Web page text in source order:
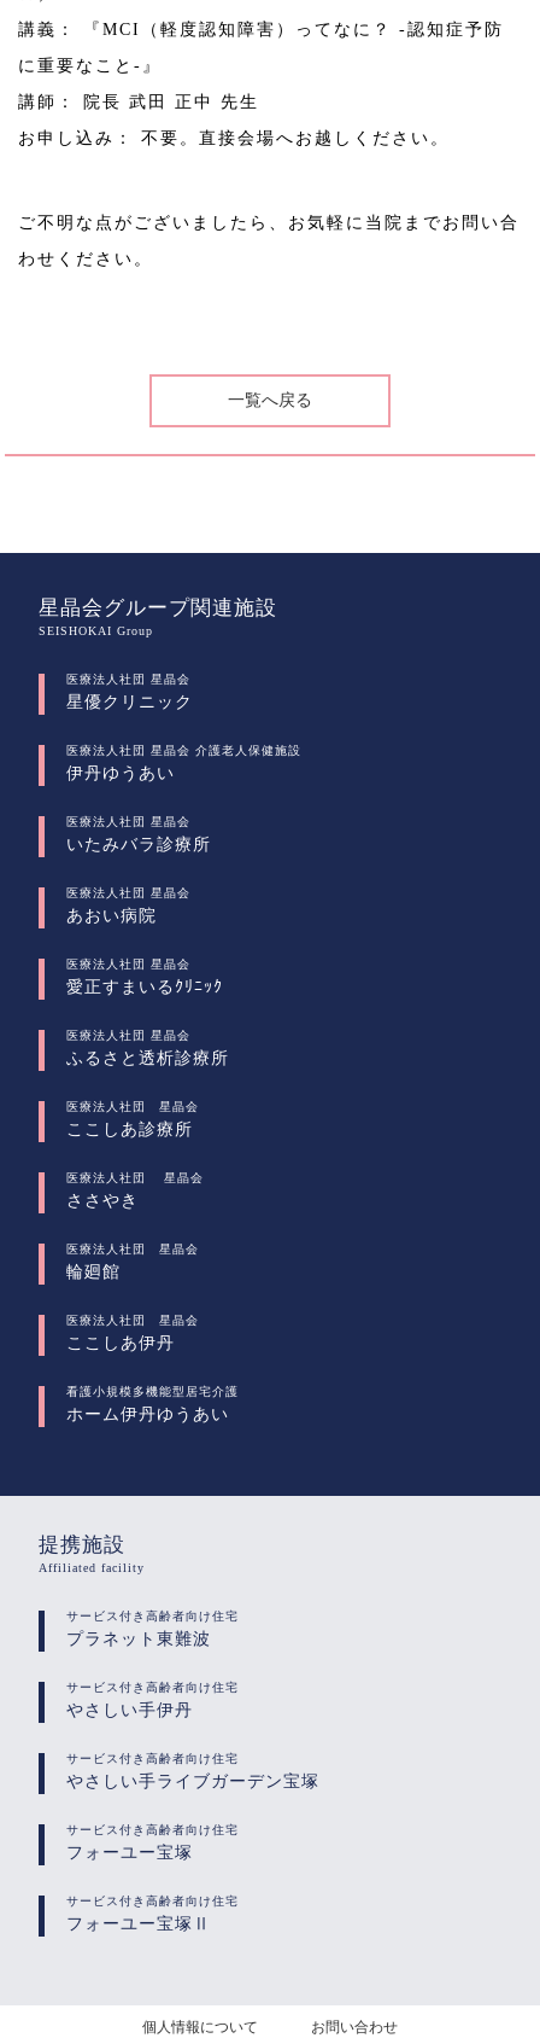
講義： 『MCI（軽度認知障害）ってなに？ -認知症予防
に重要なこと-』
講師： 院長 武田 正中 先生
お申し込み： 不要。直接会場へお越しください。
ご不明な点がございましたら、お気軽に当院までお問い合
わせください。
一覧へ戻る
星晶会グループ関連施設
SEISHOKAI Group
医療法人社団 星晶会
星優クリニック
医療法人社団 星晶会 介護老人保健施設
伊丹ゆうあい
医療法人社団 星晶会
いたみバラ診療所
医療法人社団 星晶会
あおい病院
医療法人社団 星晶会
愛正すまいるｸﾘﾆｯｸ
医療法人社団 星晶会
ふるさと透析診療所
医療法人社団 星晶会
ここしあ診療所
医療法人社団 星晶会
ささやき
医療法人社団 星晶会
輪廻館
医療法人社団 星晶会
ここしあ伊丹
看護小規模多機能型居宅介護
ホーム伊丹ゆうあい
提携施設
Affiliated facility
サービス付き高齢者向け住宅
プラネット東難波
サービス付き高齢者向け住宅
やさしい手伊丹
サービス付き高齢者向け住宅
やさしい手ライブガーデン宝塚
サービス付き高齢者向け住宅
フォーユー宝塚
サービス付き高齢者向け住宅
フォーユー宝塚Ⅱ
個人情報について お問い合わせ